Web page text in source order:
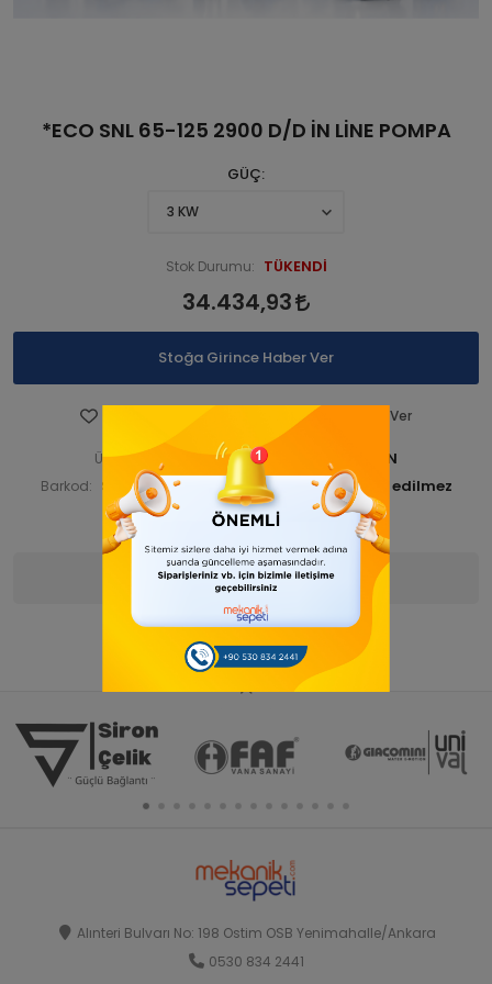
*ECO SNL 65-125 2900 D/D İN LİNE POMPA
GÜÇ
Stok Durumu: TÜKENDİ
34.434,93
Stoğa Girince Haber Ver
Fiyatı Düşünce Haber Ver
Ürün Kodu: STNSNL290 00030-ANA ÜRÜN
Barkod: STNSNL29000030 İade Bilgisi:
Ürün Bilgisi Yorumlar
Alınteri Bulvarı No: 198 Ostim OSB Yenimahalle/Ankara
0530 834 2441